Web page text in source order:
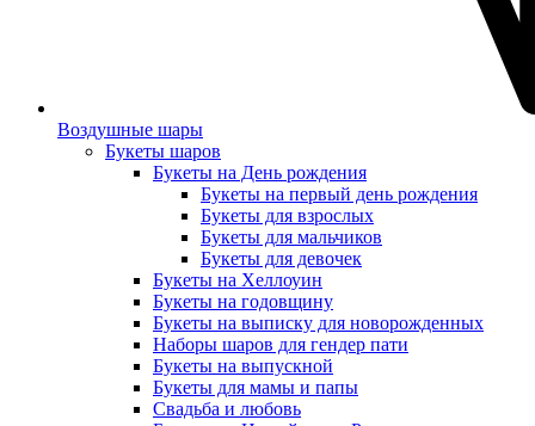
Воздушные шары
Букеты шаров
Букеты на День рождения
Букеты на первый день рождения
Букеты для взрослых
Букеты для мальчиков
Букеты для девочек
Букеты на Хеллоуин
Букеты на годовщину
Букеты на выписку для новорожденных
Наборы шаров для гендер пати
Букеты на выпускной
Букеты для мамы и папы
Свадьба и любовь